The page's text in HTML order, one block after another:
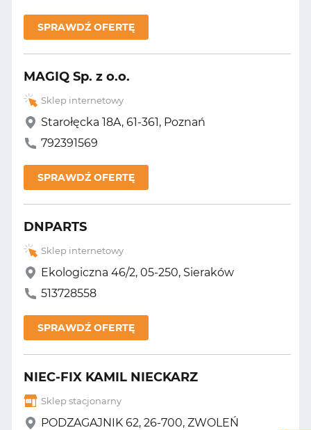
SPRAWDŹ OFERTĘ
MAGIQ Sp. z o.o.
Sklep internetowy
Starołęcka 18A, 61-361, Poznań
792391569
SPRAWDŹ OFERTĘ
DNPARTS
Sklep internetowy
Ekologiczna 46/2, 05-250, Sieraków
513728558
SPRAWDŹ OFERTĘ
NIEC-FIX KAMIL NIECKARZ
Sklep stacjonarny
PODZAGAJNIK 62, 26-700, ZWOLEŃ